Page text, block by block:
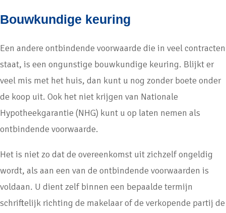
Bouwkundige keuring
Een andere ontbindende voorwaarde die in veel contracten
staat, is een ongunstige bouwkundige keuring. Blijkt er
veel mis met het huis, dan kunt u nog zonder boete onder
de koop uit. Ook het niet krijgen van Nationale
Hypotheekgarantie (NHG) kunt u op laten nemen als
ontbindende voorwaarde.
Het is niet zo dat de overeenkomst uit zichzelf ongeldig
wordt, als aan een van de ontbindende voorwaarden is
voldaan. U dient zelf binnen een bepaalde termijn
schriftelijk richting de makelaar of de verkopende partij de